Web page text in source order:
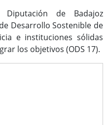
de Badajoz
Desarrollo Sostenible de
e instituciones sólidas
los objetivos (ODS 17).